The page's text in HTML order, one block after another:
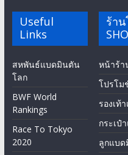
Useful
Links
สหพันธ์แบดมินตัน
โลก
BWF World
Rankings
Race To Tokyo
2020
ร้า
หน้าร้า
โปรโม
รองเท้
กระเป๋
ลูกแบ